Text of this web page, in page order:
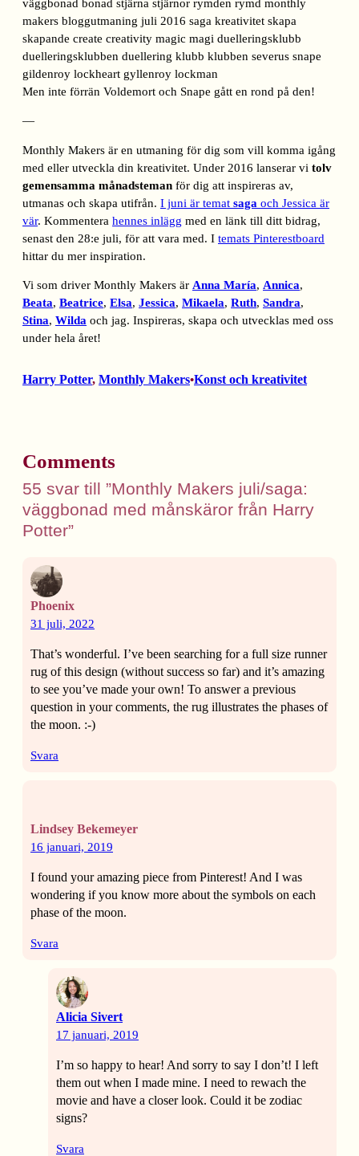
Men inte förrän Voldemort och Snape gått en rond på den!
—
Monthly Makers är en utmaning för dig som vill komma igång
med eller utveckla din kreativitet. Under 2016 lanserar vi tolv
gemensamma månadsteman för dig att inspireras av,
utmanas och skapa utifrån. I juni är temat saga och Jessica är
vär. Kommentera hennes inlägg med en länk till ditt bidrag,
senast den 28:e juli, för att vara med. I temats Pinterestboard
hittar du mer inspiration.
Vi som driver Monthly Makers är Anna María, Annica,
Beata, Beatrice, Elsa, Jessica, Mikaela, Ruth, Sandra,
Stina, Wilda och jag. Inspireras, skapa och utvecklas med oss
under hela året!
Harry Potter, Monthly Makers•Konst och kreativitet
Comments
55 svar till ”Monthly Makers juli/saga:
väggbonad med månskäror från Harry
Potter”
Phoenix
31 juli, 2022
That’s wonderful. I’ve been searching for a full size runner
rug of this design (without success so far) and it’s amazing
to see you’ve made your own! To answer a previous
question in your comments, the rug illustrates the phases of
the moon. :-)
Svara
Lindsey Bekemeyer
16 januari, 2019
I found your amazing piece from Pinterest! And I was
wondering if you know more about the symbols on each
phase of the moon.
Svara
Alicia Sivert
17 januari, 2019
I’m so happy to hear! And sorry to say I don’t! I left
them out when I made mine. I need to rewach the
movie and have a closer look. Could it be zodiac
signs?
Svara